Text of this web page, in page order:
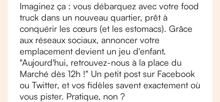
Imaginez ça : vous débarquez avec votre food
truck dans un nouveau quartier, prêt à
conquérir les cœurs (et les estomacs). Grâce
aux réseaux sociaux, annoncer votre
emplacement devient un jeu d'enfant.
"Aujourd'hui, retrouvez-nous à la place du
Marché dès 12h !" Un petit post sur Facebook
ou Twitter, et vos fidèles savent exactement où
vous pister. Pratique, non ?